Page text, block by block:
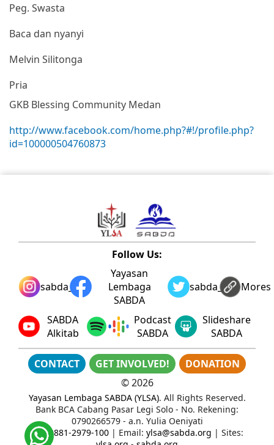
Peg. Swasta
Baca dan nyanyi
Melvin Silitonga
Pria
GKB Blessing Community Medan
http://www.facebook.com/home.php?#!/profile.php?
id=100000504760873
Follow Us:
sabda_ylsa
Yayasan
Lembaga
SABDA
sabda_ylsaMores
SABDA
Alkitab
Podcast
SABDA
Slideshare
SABDA
CONTACT GET INVOLVED!
DONATION
©2026
Yayasan Lembaga SABDA (YLSA). All Rights Reserved.
Bank BCA Cabang Pasar Legi Solo - No. Rekening:
0790266579 - a.n. Yulia Oeniyati
WA:0881-2979-100| Email: ylsa@sabda.org | Sites: